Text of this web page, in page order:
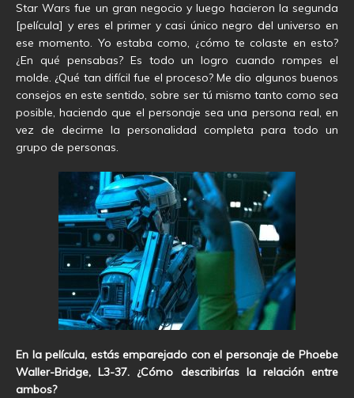
Star Wars fue un gran negocio y luego hacieron la segunda
[película] y eres el primer y casi único negro del universo en
ese momento. Yo estaba como, ¿cómo te colaste en esto?
¿En qué pensabas? Es todo un logro cuando rompes el
molde. ¿Qué tan difícil fue el proceso? Me dio algunos buenos
consejos en este sentido, sobre ser tú mismo tanto como sea
posible, haciendo que el personaje sea una persona real, en
vez de decirme la personalidad completa para todo un
grupo de personas.
En la película, estás emparejado con el personaje de Phoebe
Waller-Bridge, L3-37. ¿Cómo describirías la relación entre
ambos?